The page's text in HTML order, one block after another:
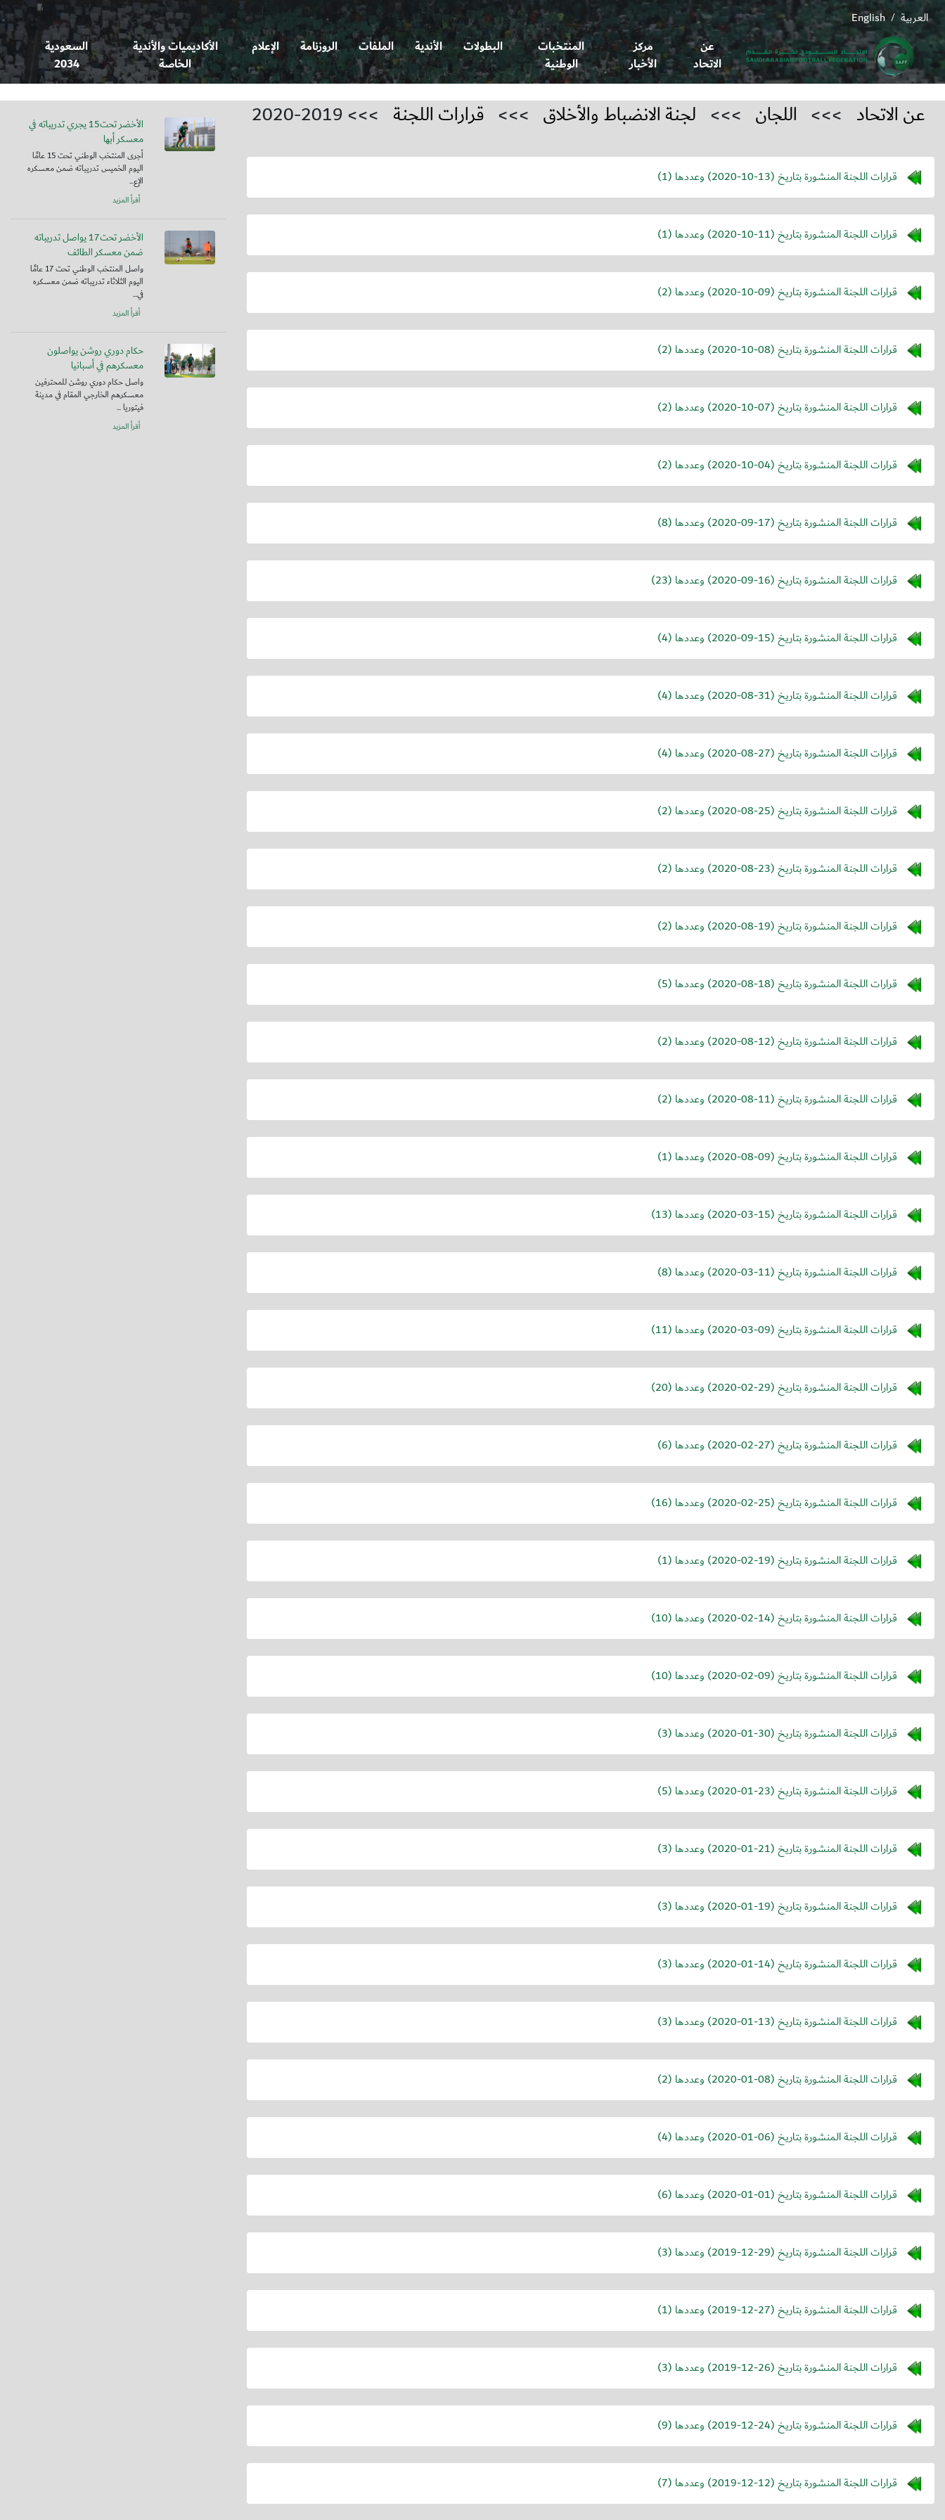
English / العربية
عن
الاتحاد
مركز
الأخبار
المنتخبات
الوطنية
البطولات الأندية الملفات الروزنامة الإعلام
الأكاديميات والأندية
الخاصة
السعودية
2034
عن الاتحاد >>> اللجان >>> لجنة الانضباط والأخلاق >>> قرارات اللجنة >>> 2019-2020
قرارات اللجنة المنشورة بتاريخ (2020-10-13) وعددها (1)
قرارات اللجنة المنشورة بتاريخ (2020-10-11) وعددها (1)
قرارات اللجنة المنشورة بتاريخ (2020-10-09) وعددها (2)
قرارات اللجنة المنشورة بتاريخ (2020-10-08) وعددها (2)
قرارات اللجنة المنشورة بتاريخ (2020-10-07) وعددها (2)
قرارات اللجنة المنشورة بتاريخ (2020-10-04) وعددها (2)
قرارات اللجنة المنشورة بتاريخ (2020-09-17) وعددها (8)
قرارات اللجنة المنشورة بتاريخ (2020-09-16) وعددها (23)
قرارات اللجنة المنشورة بتاريخ (2020-09-15) وعددها (4)
قرارات اللجنة المنشورة بتاريخ (2020-08-31) وعددها (4)
قرارات اللجنة المنشورة بتاريخ (2020-08-27) وعددها (4)
قرارات اللجنة المنشورة بتاريخ (2020-08-25) وعددها (2)
قرارات اللجنة المنشورة بتاريخ (2020-08-23) وعددها (2)
قرارات اللجنة المنشورة بتاريخ (2020-08-19) وعددها (2)
قرارات اللجنة المنشورة بتاريخ (2020-08-18) وعددها (5)
قرارات اللجنة المنشورة بتاريخ (2020-08-12) وعددها (2)
قرارات اللجنة المنشورة بتاريخ (2020-08-11) وعددها (2)
قرارات اللجنة المنشورة بتاريخ (2020-08-09) وعددها (1)
قرارات اللجنة المنشورة بتاريخ (2020-03-15) وعددها (13)
قرارات اللجنة المنشورة بتاريخ (2020-03-11) وعددها (8)
قرارات اللجنة المنشورة بتاريخ (2020-03-09) وعددها (11)
قرارات اللجنة المنشورة بتاريخ (2020-02-29) وعددها (20)
قرارات اللجنة المنشورة بتاريخ (2020-02-27) وعددها (6)
قرارات اللجنة المنشورة بتاريخ (2020-02-25) وعددها (16)
قرارات اللجنة المنشورة بتاريخ (2020-02-19) وعددها (1)
قرارات اللجنة المنشورة بتاريخ (2020-02-14) وعددها (10)
قرارات اللجنة المنشورة بتاريخ (2020-02-09) وعددها (10)
قرارات اللجنة المنشورة بتاريخ (2020-01-30) وعددها (3)
قرارات اللجنة المنشورة بتاريخ (2020-01-23) وعددها (5)
قرارات اللجنة المنشورة بتاريخ (2020-01-21) وعددها (3)
قرارات اللجنة المنشورة بتاريخ (2020-01-19) وعددها (3)
قرارات اللجنة المنشورة بتاريخ (2020-01-14) وعددها (3)
قرارات اللجنة المنشورة بتاريخ (2020-01-13) وعددها (3)
قرارات اللجنة المنشورة بتاريخ (2020-01-08) وعددها (2)
قرارات اللجنة المنشورة بتاريخ (2020-01-06) وعددها (4)
قرارات اللجنة المنشورة بتاريخ (2020-01-01) وعددها (6)
قرارات اللجنة المنشورة بتاريخ (2019-12-29) وعددها (3)
قرارات اللجنة المنشورة بتاريخ (2019-12-27) وعددها (1)
قرارات اللجنة المنشورة بتاريخ (2019-12-26) وعددها (3)
قرارات اللجنة المنشورة بتاريخ (2019-12-24) وعددها (9)
قرارات اللجنة المنشورة بتاريخ (2019-12-12) وعددها (7)
الأخضر تحت15 يجري تدريباته في
معسكر أبها
أجرى المنتخب الوطني تحت 15 عامًا
اليوم الخميس تدريباته ضمن معسكره
الإع...
أقرأ المزيد
الأخضر تحت17 يواصل تدريباته
ضمن معسكر الطائف
واصل المنتخب الوطني تحت 17 عامًا
اليوم الثلاثاء تدريباته ضمن معسكره
في...
أقرأ المزيد
حكام دوري روشن يواصلون
معسكرهم في أسبانيا
واصل حكام دوري روشن للمحترفين
معسكرهم الخارجي المقام في مدينة
فيتوريا ...
أقرأ المزيد